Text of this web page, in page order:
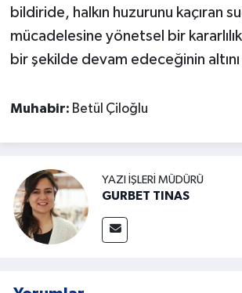
bildiride, halkın huzurunu kaçıran
mücadelesine yönetsel bir
bir şekilde devam edeceğinin
Muhabir: Betül Çiloğlu
YAZI İŞLERI MÜDÜRÜ
GURBET TINAS